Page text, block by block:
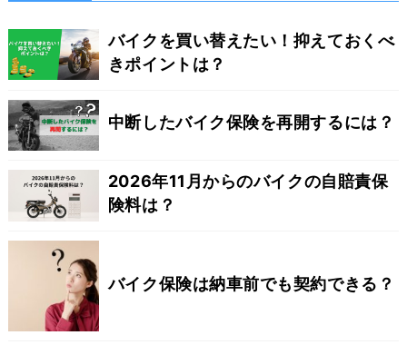
バイクを買い替えたい！抑えておくべ
きポイントは？
中断したバイク保険を再開するには？
2026年11月からのバイクの自賠責保
険料は？
バイク保険は納車前でも契約できる？